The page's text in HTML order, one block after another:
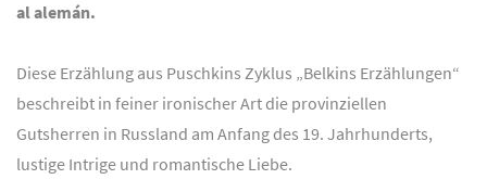
al alemán.
Diese Erzählung aus Puschkins Zyklus „Belkins Erzählungen“
beschreibt in feiner ironischer Art die provinziellen
Gutsherren in Russland am Anfang des 19. Jahrhunderts,
lustige Intrige und romantische Liebe.